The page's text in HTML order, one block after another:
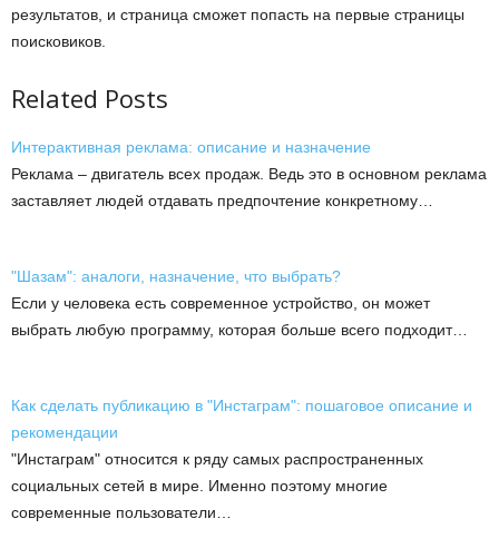
результатов, и страница сможет попасть на первые страницы
поисковиков.
Related Posts
Интерактивная реклама: описание и назначение
Реклама – двигатель всех продаж. Ведь это в основном реклама
заставляет людей отдавать предпочтение конкретному…
"Шазам": аналоги, назначение, что выбрать?
Если у человека есть современное устройство, он может
выбрать любую программу, которая больше всего подходит…
Как сделать публикацию в "Инстаграм": пошаговое описание и
рекомендации
"Инстаграм" относится к ряду самых распространенных
социальных сетей в мире. Именно поэтому многие
современные пользователи…